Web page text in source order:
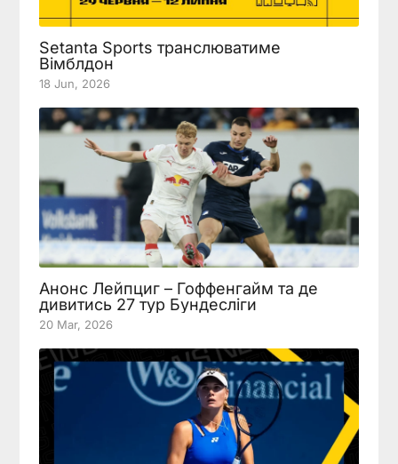
Setanta Sports транслюватиме
Вімблдон
18 Jun, 2026
Анонс Лейпциг – Гоффенгайм та де
дивитись 27 тур Бундесліги
20 Mar, 2026